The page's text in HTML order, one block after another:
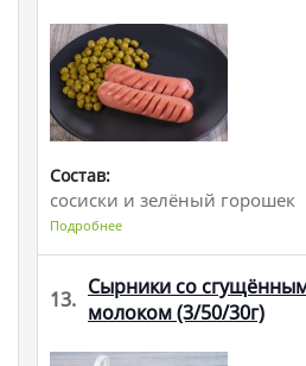
Состав:
сосиски и зелёный горошек
Подробнее
13. Сырники со
молоком(3/50/30г)